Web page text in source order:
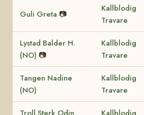
Guli Greta 📷
Kallblodig
Travare
Lystad Balder H.
(NO) 📷
Kallblodig
Travare
Tangen Nadine
(NO)
Kallblodig
Travare
Troll Sterk Odin Kallblodig